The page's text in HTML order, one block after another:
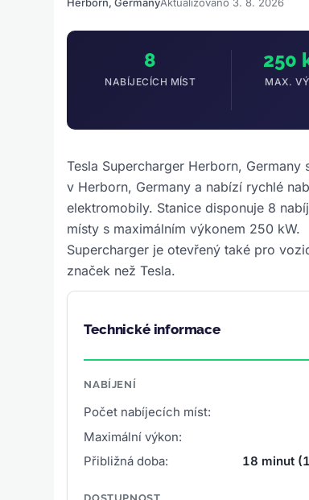
8
NABÍJECÍCH MÍST
250
MAX.
Tesla Supercharger Herborn, Germany
v Herborn, Germany a nabízí rychlé
elektromobily. Stanice disponuje 8
místy s maximálním výkonem 250 kW.
Supercharger je otevřený také pro
značek než Tesla.
Technické informace
NABÍJENÍ
Počet nabíjecích míst:
Maximální výkon:
Přibližná doba:
18 minut